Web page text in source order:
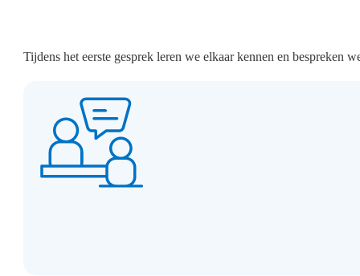
Tijdens het eerste gesprek leren we elkaar kennen en bespreken